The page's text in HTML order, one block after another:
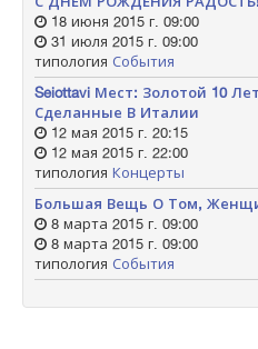
18 июня 2015 г. 09:00
31 июля 2015 г. 09:00
типология События
Seiottavi Мест: Золотой 10
Сделанные В Италии
12 мая 2015 г. 20:15
12 мая 2015 г. 22:00
типология Концерты
Большая Вещь О Том,
8 марта 2015 г. 09:00
8 марта 2015 г. 09:00
типология События